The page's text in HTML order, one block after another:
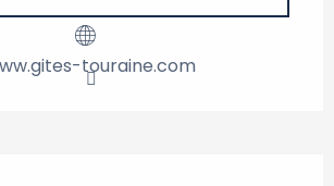
touraine.com